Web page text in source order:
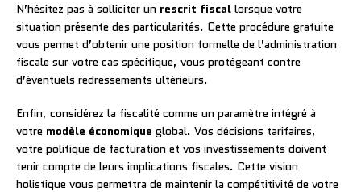
N’hésitez pas à solliciter un rescrit fiscal lorsque votre
situation présente des particularités. Cette procédure gratuite
vous permet d’obtenir une position formelle de l’administration
fiscale sur votre cas spécifique, vous protégeant contre
d’éventuels redressements ultérieurs.
Enfin, considérez la fiscalité comme un paramètre intégré à
votre modèle économique global. Vos décisions tarifaires,
votre politique de facturation et vos investissements doivent
tenir compte de leurs implications fiscales. Cette vision
holistique vous permettra de maintenir la compétitivité de votre